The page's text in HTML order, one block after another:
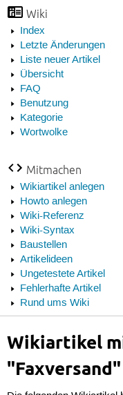
Wiki
Index
Letzte Änderungen
Liste neuer Artikel
Übersicht
FAQ
Benutzung
Kategorie
Wortwolke
Mitmachen
Wikiartikel anlegen
Howto anlegen
Wiki-Referenz
Wiki-Syntax
Baustellen
Artikelideen
Ungetestete Artikel
Fehlerhafte Artikel
Rund ums Wiki
Wikiartikel
"Faxversand"